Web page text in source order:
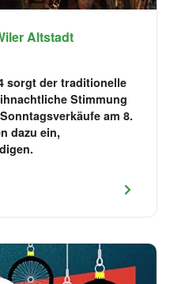
Altstadt
sorgt der traditionelle
Stimmung
am 8.
dazu ein,